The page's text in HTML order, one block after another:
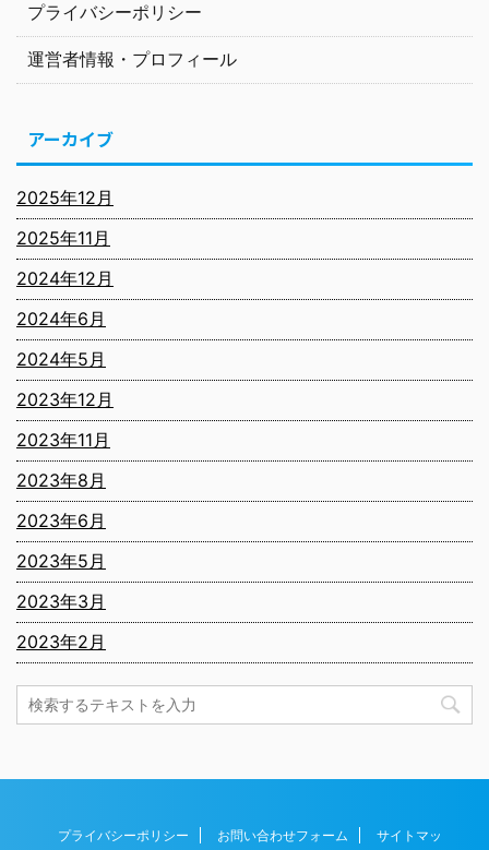
プライバシーポリシー
運営者情報・プロフィール
アーカイブ
2025年12月
2025年11月
2024年12月
2024年6月
2024年5月
2023年12月
2023年11月
2023年8月
2023年6月
2023年5月
2023年3月
2023年2月
プライバシーポリシー お問い合わせフォーム サイトマッ